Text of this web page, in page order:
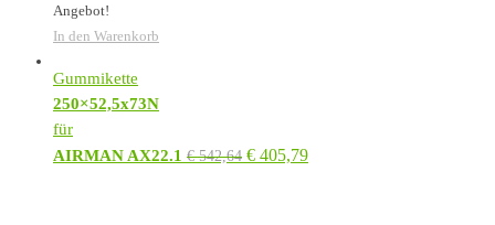
Angebot!
In den Warenkorb
Gummikette
250×52,5x73N
für
AIRMAN AX22.1 €542,64 € 405,79